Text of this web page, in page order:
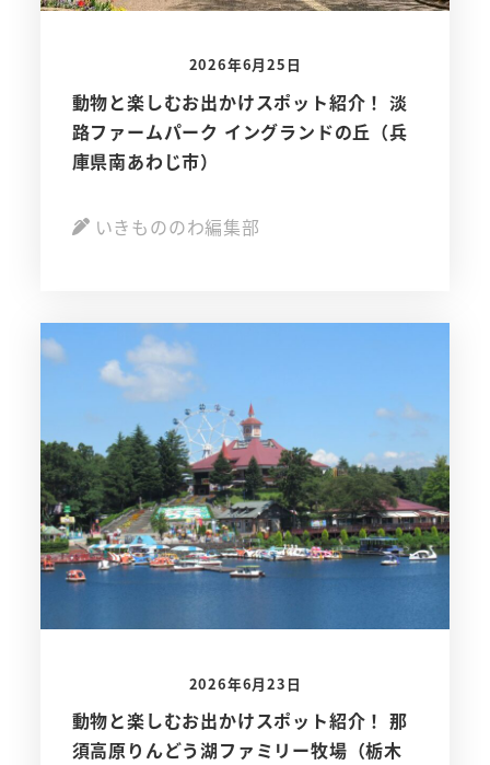
2026年6月25日
動物と楽しむお出かけスポット紹介！ 淡
路ファームパーク イングランドの丘（兵
庫県南あわじ市）
いきもののわ編集部
2026年6月23日
動物と楽しむお出かけスポット紹介！ 那
須高原りんどう湖ファミリー牧場（栃木